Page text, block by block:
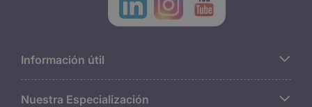
Información útil
Nuestra Especialización